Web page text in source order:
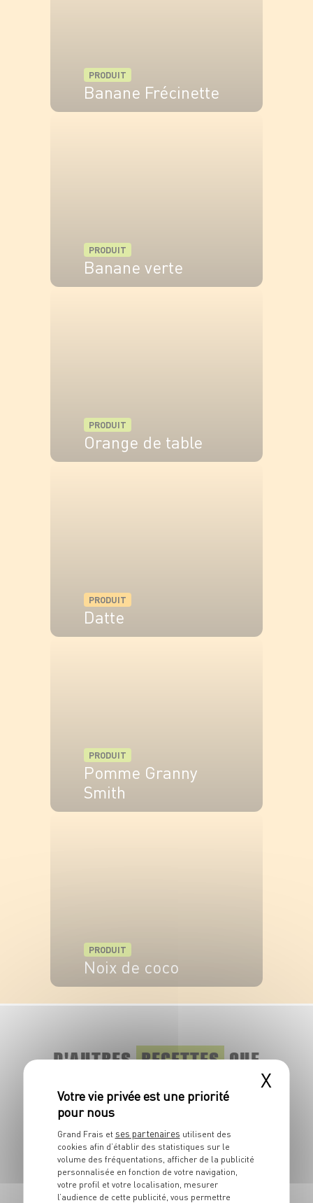
PRODUIT
Banane Frécinette
PRODUIT
Banane verte
PRODUIT
Orange de table
PRODUIT
Datte
PRODUIT
Pomme Granny
Smith
PRODUIT
Noix de coco
D'AUTRES RECETTES QUE
VOUS ALLEZ ADORER !
Découvrez toutes les recettes associées au
même thème.
X
Grand Frais et ses partenaires utilisent des
cookies afin d’établir des statistiques sur le
volume des fréquentations, afficher de la publicité
personnalisée en fonction de votre navigation,
votre profil et votre localisation, mesurer
l’audience de cette publicité, vous permettre